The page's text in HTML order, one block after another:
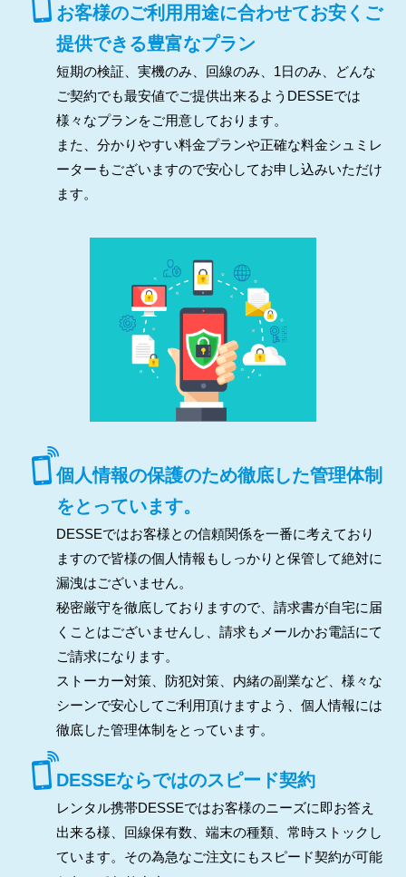
お客様のご利用用途に合わせてお安くご
提供できる豊富なプラン
短期の検証、実機のみ、回線のみ、1日のみ、どんな
ご契約でも最安値でご提供出来るようDESSEでは
様々なプランをご用意しております。
また、分かりやすい料金プランや正確な料金シュミレ
ーターもございますので安心してお申し込みいただけ
ます。
個人情報の保護のため徹底した管理体制
をとっています。
DESSEではお客様との信頼関係を一番に考えており
ますので皆様の個人情報もしっかりと保管して絶対に
漏洩はございません。
秘密厳守を徹底しておりますので、請求書が自宅に届
くことはございませんし、請求もメールかお電話にて
ご請求になります。
ストーカー対策、防犯対策、内緒の副業など、様々な
シーンで安心してご利用頂けますよう、個人情報には
徹底した管理体制をとっています。
DESSEならではのスピード契約
レンタル携帯DESSEではお客様のニーズに即お答え
出来る様、回線保有数、端末の種類、常時ストックし
ています。その為急なご注文にもスピード契約が可能